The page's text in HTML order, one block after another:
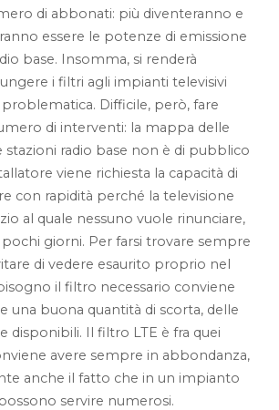
di abbonati: più diventeranno e
essere le potenze di emissione
base. Insomma, si renderà
i filtri agli impianti televisivi
Difficile, però, fare
di interventi: la mappa delle
stazioni radio base non è di pubblico
viene richiesta la capacità di
con rapidità perché la televisione
al quale nessuno vuole rinunciare,
giorni. Per farsi trovare sempre
di vedere esaurito proprio nel
il filtro necessario conviene
una buona quantità di scorta, delle
disponibili. Il filtro LTE è fra quei
avere sempre in abbondanza,
anche il fatto che in un impianto
servire numerosi.